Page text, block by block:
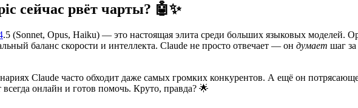
сейчас рвёт чарты? 🤖✨
.5 (Sonnet, Opus, Haiku) — это настоящая элита среди больших языковых моделей.
баланс скорости и интеллекта. Claude не просто отвечает — он думает шаг
Claude часто обходит даже самых громких конкурентов. А ещё он
онлайн и готов помочь. Круто, правда? 🌟